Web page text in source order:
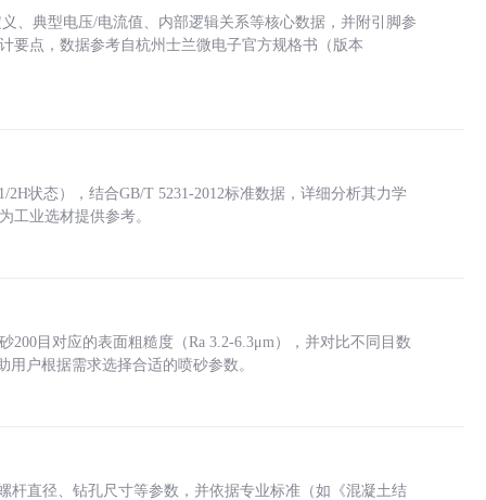
、典型电压/电流值、内部逻辑关系等核心数据，并附引脚参
要点，数据参考自杭州士兰微电子官方规格书（版本
状态），结合GB/T 5231-2012标准数据，详细分析其力学
工业选材提供参考。
目对应的表面粗糙度（Ra 3.2-6.3μm），并对比不同目数
户根据需求选择合适的喷砂参数。
杆直径、钻孔尺寸等参数，并依据专业标准（如《混凝土结